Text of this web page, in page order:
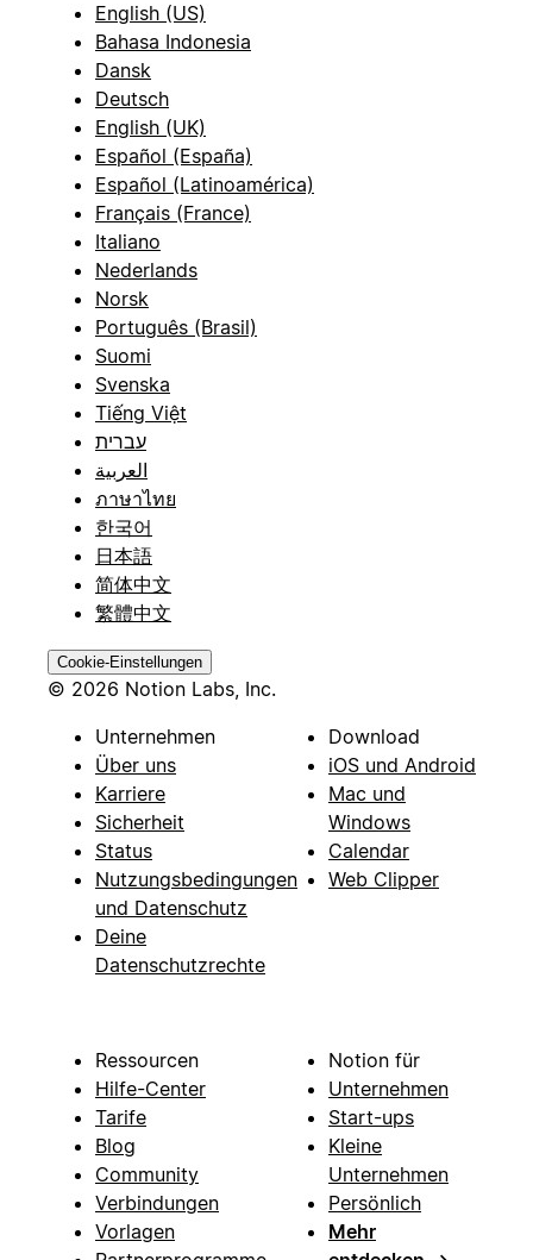
English (US)
Bahasa Indonesia
Dansk
Deutsch
English (UK)
Español (España)
Español (Latinoamérica)
Français (France)
Italiano
Nederlands
Norsk
Português (Brasil)
Suomi
Svenska
Tiếng Việt
עברית
العربية
ภาษาไทย
한국어
日本語
简体中文
繁體中文
Cookie-Einstellungen
© 2026 Notion Labs, Inc.
Unternehmen
Über uns
Karriere
Sicherheit
Status
Nutzungsbedingungen
und Datenschutz
Deine
Datenschutzrechte
Download
iOS und Android
Mac und
Windows
Calendar
Web Clipper
Ressourcen
Hilfe-Center
Tarife
Blog
Community
Verbindungen
Vorlagen
Notion für
Unternehmen
Start-ups
Kleine
Unternehmen
Persönlich
Mehr